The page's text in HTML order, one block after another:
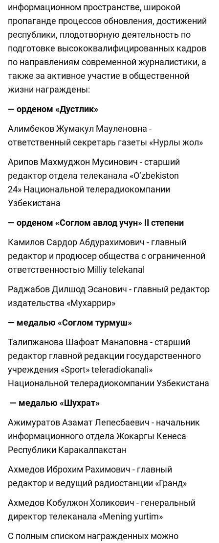
информационном пространстве, широкой
пропаганде процессов обновления, достижений
республики, плодотворную деятельность по
подготовке высококвалифицированных кадров
по направлениям современной журналистики, а
также за активное участие в общественной
жизни награждены:
— орденом «Дустлик»
Алимбеков Жумакул Мауленовна -
ответственный секретарь газеты «Нурлы жол»
Арипов Махмуджон Мусинович - старший
редактор отдела телеканала «O‘zbekiston
24» Национальной телерадиокомпании
Узбекистана
— орденом «Соглом авлод учун» II степени
Камилов Сардор Абдурахимович - главный
редактор и продюсер общества с ограниченной
ответственностью Milliy telekanal
Раджабов Дилшод Эсанович - главный редактор
издательства «Мухаррир»
— медалью «Соглом турмуш»
Талипжанова Шафоат Манаповна - старший
редактор главной редакции государственного
учреждения «Sport» teleradiokanali»
Национальной телерадиокомпании Узбекистана
— медалью «Шухрат»
Ажимуратов Азамат Лепесбаевич - начальник
информационного отдела Жокаргы Кенеса
Республики Каракалпакстан
Ахмедов Иброхим Рахимович - главный
редактор и ведущий радиостанции «Гранд»
Ахмедов Кобулжон Холикович - генеральный
директор телеканала «Mening yurtim»
С полным списком награжденных можно